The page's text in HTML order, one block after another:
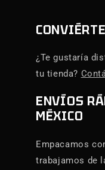
¿Te gustaría
tu tienda?
ENVÍOS
MÉXICO
Empacamos
trabajamos de